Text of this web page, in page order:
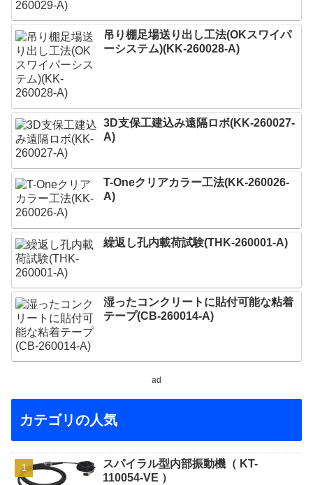
吊り棚足場送り出し工法(OKスワイパ
ーシステム)(KK-260028-A)
3D支保工建込み遠隔ロボ(KK-260027-
A)
T-Oneクリアカラー工法(KK-260026-
A)
繰返し孔内載荷試験(THK-260001-A)
湿ったコンクリートに貼付可能な粘着
テープ(CB-260014-A)
ad
カテゴリの人気
スパイラル型内部振動機（ KT-
110054-VE ）